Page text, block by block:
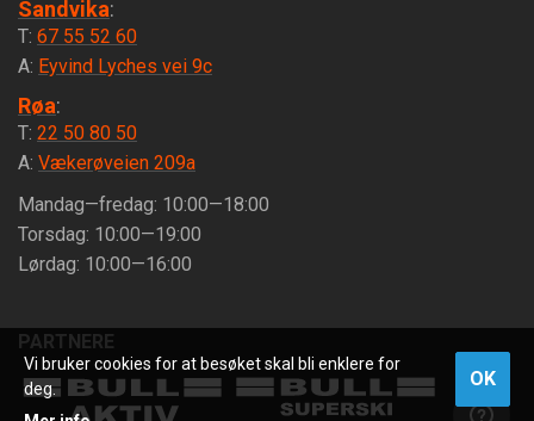
Sandvika:
T: 67 55 52 60
A: Eyvind Lyches vei 9c
Røa:
T: 22 50 80 50
A: Vækerøveien 209a
Mandag—fredag: 10:00—18:00
Torsdag: 10:00—19:00
Lørdag: 10:00—16:00
PARTNERE
Vi bruker cookies for at besøket skal bli enklere for
deg.
OK